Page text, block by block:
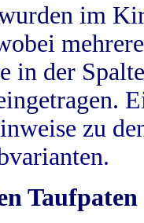
im
in der
zu
Taufpaten